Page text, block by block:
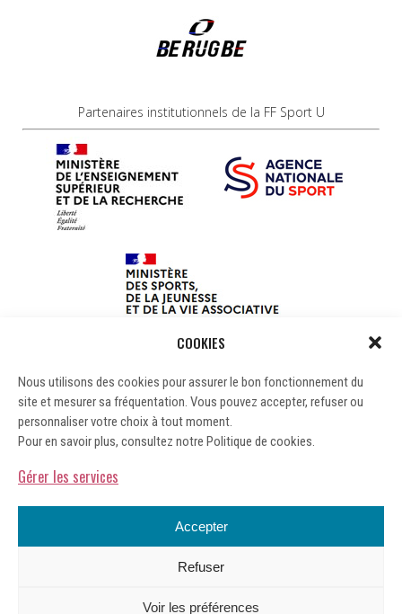
COOKIES
Nous utilisons des cookies pour assurer le bon fonctionnement du
site et mesurer sa fréquentation. Vous pouvez accepter, refuser ou
personnaliser votre choix à tout moment.
Pour en savoir plus, consultez notre Politique de cookies.
Gérer les services
Accepter
Refuser
Voir les préférences
Partenaires institutionnels de la FF Sport U
Gérer les cookies